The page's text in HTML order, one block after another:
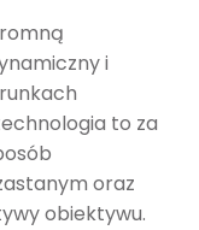
i
to za
oraz
obiektywu.